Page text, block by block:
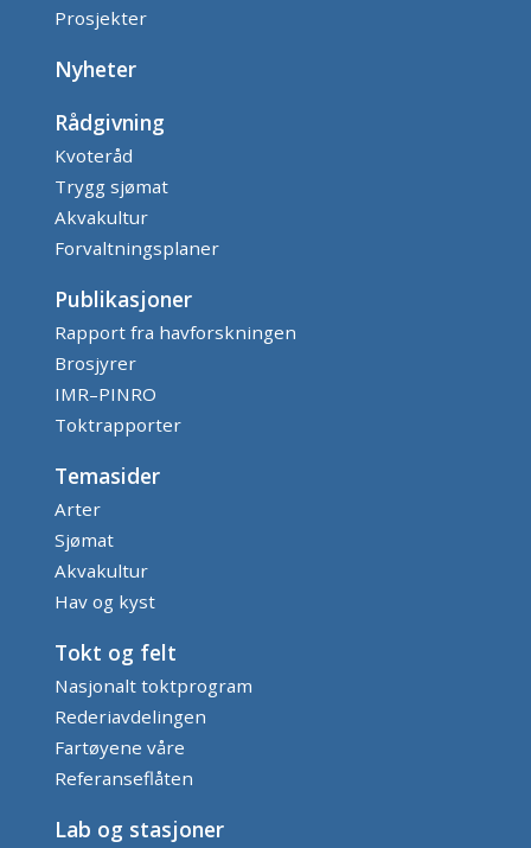
Prosjekter
Nyheter
Rådgivning
Kvoteråd
Trygg sjømat
Akvakultur
Forvaltningsplaner
Publikasjoner
Rapport fra havforskningen
Brosjyrer
IMR–PINRO
Toktrapporter
Temasider
Arter
Sjømat
Akvakultur
Hav og kyst
Tokt og felt
Nasjonalt toktprogram
Rederiavdelingen
Fartøyene våre
Referanseflåten
Lab og stasjoner